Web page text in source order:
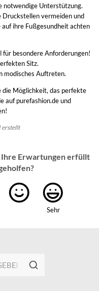
notwendige Unterstützung.
Druckstellen vermeiden und
ihre Fußgesundheit achten
für besondere Anforderungen!
Sitz.
modisches Auftreten.
die Möglichkeit, das perfekte
auf purefashion.de und
erstellt
Erwartungen erfüllt
Sehr